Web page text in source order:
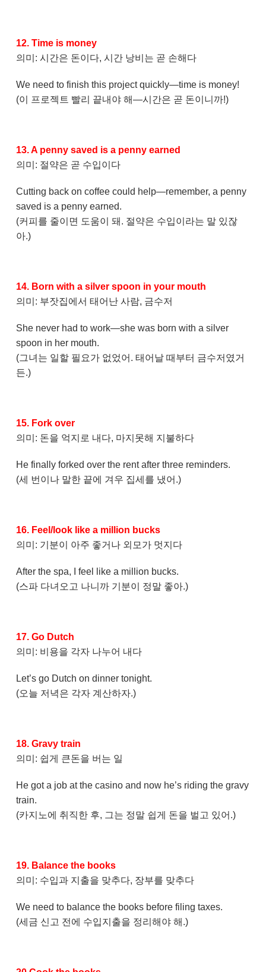
12. Time is money
의미: 시간은 돈이다, 시간 낭비는 곧 손해다
We need to finish this project quickly—time is money!
(이 프로젝트 빨리 끝내야 해—시간은 곧 돈이니까!)
13. A penny saved is a penny earned
의미: 절약은 곧 수입이다
Cutting back on coffee could help—remember, a penny
saved is a penny earned.
(커피를 줄이면 도움이 돼. 절약은 수입이라는 말 있잖
아.)
14. Born with a silver spoon in your mouth
의미: 부잣집에서 태어난 사람, 금수저
She never had to work—she was born with a silver
spoon in her mouth.
(그녀는 일할 필요가 없었어. 태어날 때부터 금수저였거
든.)
15. Fork over
의미: 돈을 억지로 내다, 마지못해 지불하다
He finally forked over the rent after three reminders.
(세 번이나 말한 끝에 겨우 집세를 냈어.)
16. Feel/look like a million bucks
의미: 기분이 아주 좋거나 외모가 멋지다
After the spa, I feel like a million bucks.
(스파 다녀오고 나니까 기분이 정말 좋아.)
17. Go Dutch
의미: 비용을 각자 나누어 내다
Let’s go Dutch on dinner tonight.
(오늘 저녁은 각자 계산하자.)
18. Gravy train
의미: 쉽게 큰돈을 버는 일
He got a job at the casino and now he’s riding the gravy
train.
(카지노에 취직한 후, 그는 정말 쉽게 돈을 벌고 있어.)
19. Balance the books
의미: 수입과 지출을 맞추다, 장부를 맞추다
We need to balance the books before filing taxes.
(세금 신고 전에 수입지출을 정리해야 해.)